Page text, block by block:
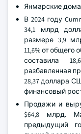
Янмарские дома
В 2024 году
34,1 млрд
размере 3,9
11,6% от общего
составила
разбавленная
28,37 доллара
финансовый
Продажи и
$64,8 млрд.
предыдущий